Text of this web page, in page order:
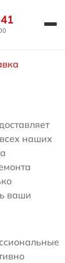
наших
ваши